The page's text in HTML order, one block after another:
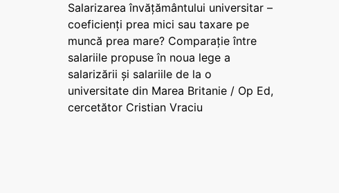
Salarizarea învățământului universitar –
coeficienți prea mici sau taxare pe
muncă prea mare? Comparație între
salariile propuse în noua lege a
salarizării și salariile de la o
universitate din Marea Britanie / Op Ed,
cercetător Cristian Vraciu